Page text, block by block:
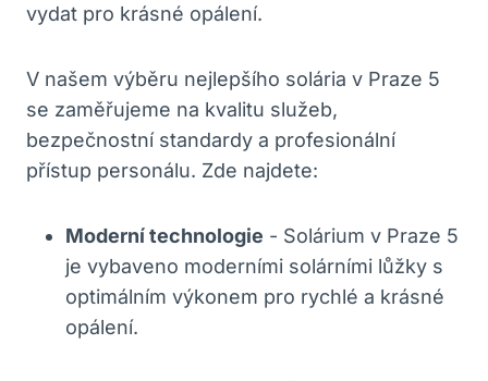
vydat‍ pro ⁤krásné opálení.
V našem výběru ⁣nejlepšího solária v ​Praze ⁢5⁤
se zaměřujeme na kvalitu služeb,
bezpečnostní standardy a profesionální
přístup personálu. Zde najdete:
Moderní technologie -‌ Solárium v Praze 5
je⁣ vybaveno moderními solárními lůžky s ​
optimálním výkonem pro rychlé ⁤a krásné
opálení.